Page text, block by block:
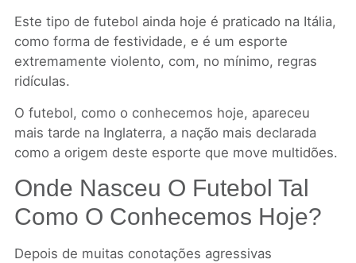
Este tipo de futebol ainda hoje é praticado na Itália,
como forma de festividade, e é um esporte
extremamente violento, com, no mínimo, regras
ridículas.
O futebol, como o conhecemos hoje, apareceu
mais tarde na Inglaterra, a nação mais declarada
como a origem deste esporte que move multidões.
Onde Nasceu O Futebol Tal
Como O Conhecemos Hoje?
Depois de muitas conotações agressivas